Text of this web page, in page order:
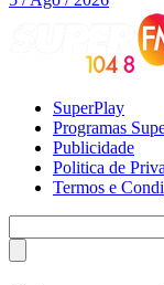
SuperPlay
Programas
Publicidade
Politica de
Termos e